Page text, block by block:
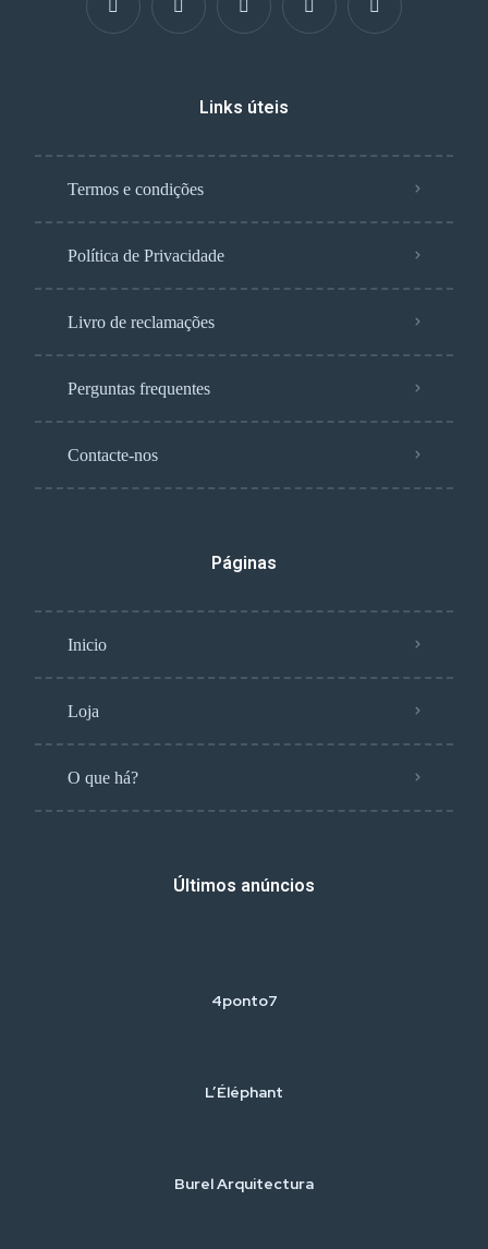
Links úteis
Termos e condições
Política de Privacidade
Livro de reclamações
Perguntas frequentes
Contacte-nos
Páginas
Inicio
Loja
O que há?
Últimos anúncios
4ponto7
L’Éléphant
Burel Arquitectura